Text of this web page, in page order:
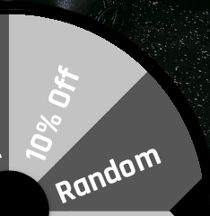
qui sont liées à la motivation et à
10% Off
Random